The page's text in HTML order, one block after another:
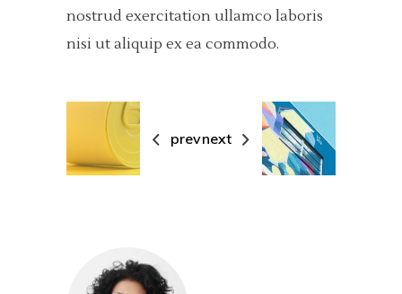
nostrud exercitation ullamco laboris
nisi ut aliquip ex ea commodo.
prevnext